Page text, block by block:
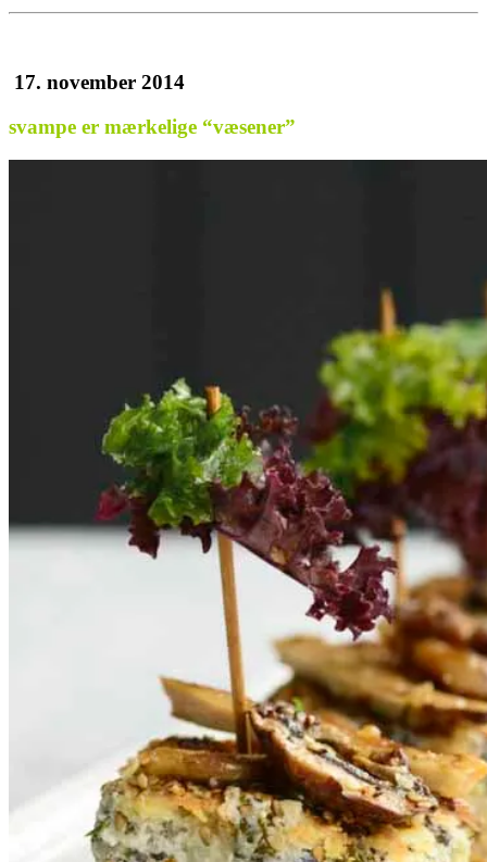
17. november 2014
svampe er mærkelige “væsener”